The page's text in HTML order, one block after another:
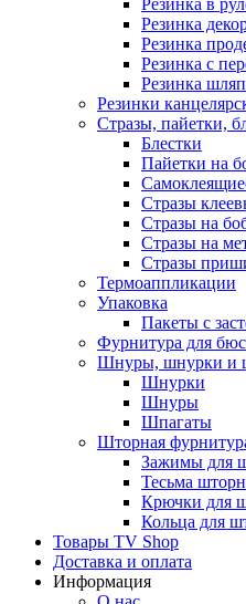
Резинка
Резинка
Резинка с
Резинка
Резинки
Стразы, пайетки,
Блестки
Пайетки на
Стразы
Стразы на
Стразы на
Стразы
Термоаппликации
Упаковка
Пакеты с
Фурнитура для
Шнуры, шнурки и
Шнурки
Шнуры
Шпагаты
Шторная
Зажимы для
Тесьма
Крючки для
Кольца для
Товары TV Shop
Доставка и оплата
Информация